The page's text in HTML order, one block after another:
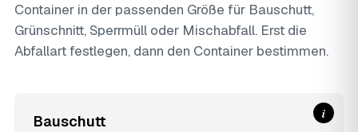
Container in der passenden Größe für Bauschutt,
Grünschnitt, Sperrmüll oder Mischabfall. Erst die
Abfallart festlegen, dann den Container bestimmen.
Bauschutt i